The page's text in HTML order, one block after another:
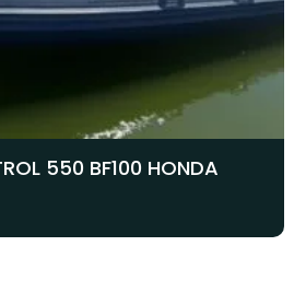
550 BF100 HONDA